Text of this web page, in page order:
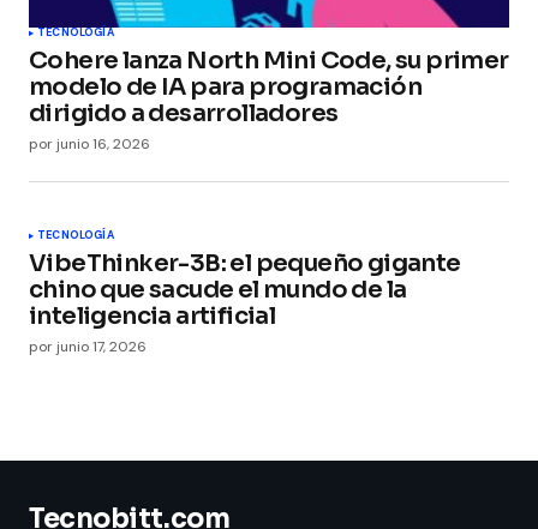
TECNOLOGÍA
Cohere lanza North Mini Code, su primer
modelo de IA para programación
dirigido a desarrolladores
por junio 16, 2026
TECNOLOGÍA
VibeThinker-3B: el pequeño gigante
chino que sacude el mundo de la
inteligencia artificial
por junio 17, 2026
Tecnobitt.com